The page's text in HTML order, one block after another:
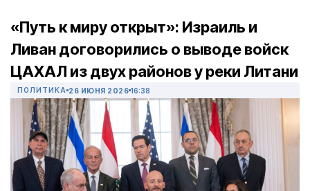
«Путь к миру открыт»: Израиль и
Ливан договорились о выводе войск
ЦАХАЛ из двух районов у реки Литани
ПОЛИТИКА 26 ИЮНЯ 2026 16:38